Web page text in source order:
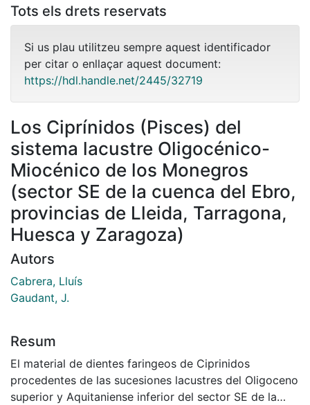
Tots els drets reservats
Si us plau utilitzeu sempre aquest identificador
per citar o enllaçar aquest document:
https://hdl.handle.net/2445/32719
Los Ciprínidos (Pisces) del
sistema lacustre Oligocénico-
Miocénico de los Monegros
(sector SE de la cuenca del Ebro,
provincias de Lleida, Tarragona,
Huesca y Zaragoza)
Autors
Cabrera, Lluís
Gaudant, J.
Resum
El material de dientes faringeos de Ciprinidos
procedentes de las sucesiones lacustres del Oligoceno
superior y Aquitaniense inferior del sector SE de la